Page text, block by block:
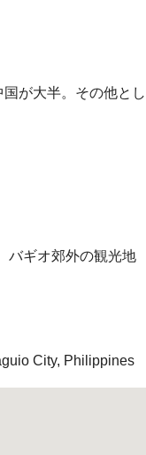
が大半。その他とし
バギオ郊外の観光地
City, Philippines